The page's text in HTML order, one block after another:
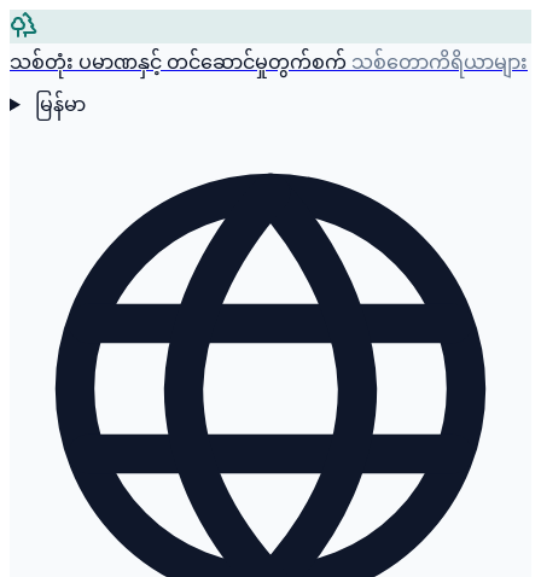
သစ်တုံး ပမာဏနှင့် တင်ဆောင်မှုတွက်စက် သစ်တောကိရိယာများ
မြန်မာ